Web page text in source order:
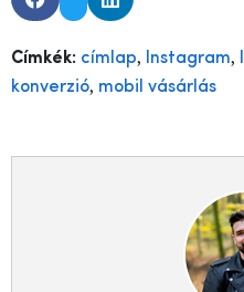
Címkék: címlap, Instagram,
konverzió, mobil vásárlás